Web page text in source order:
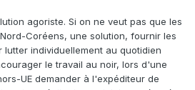
agoriste. Si on ne veut pas que les
Coréens, une solution, fournir les
lutter individuellement au quotidien
le travail au noir, lors d'une
UE demander à l'expéditeur de